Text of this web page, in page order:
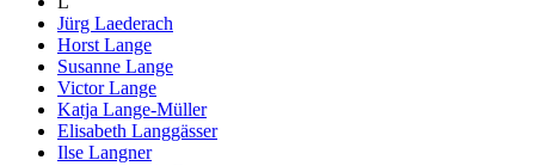
Jürg Laederach
Horst Lange
Susanne Lange
Victor Lange
Katja Lange-Müller
Elisabeth Langgässer
Ilse Langner